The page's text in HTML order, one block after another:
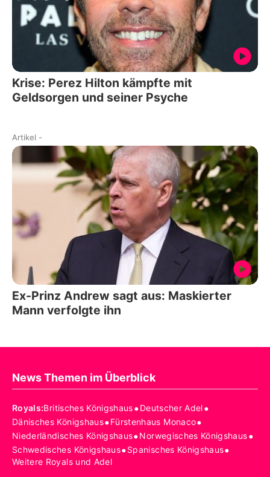
Krise: Perez Hilton kämpfte mit
Geldsorgen und seiner Psyche
Artikel -
Ex-Prinz Andrew sagt aus: Maskierter
Mann verfolgte ihn
News Themen im Überblick
Royals:Britisches Königshaus•Deutscher Adel•
Dänisches Königshaus•Fürstenhaus Monaco•
Niederländisches Königshaus•Norwegisches Königshaus•
Schwedisches Königshaus•Spanisches Königshaus•
Weitere Royals und Adel